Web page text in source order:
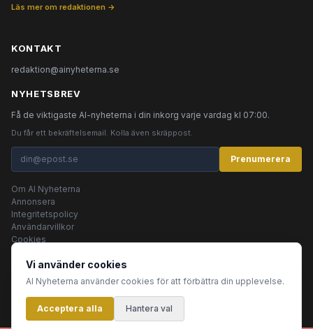
Läs mer om redaktionen →
KONTAKT
redaktion@ainyheterna.se
NYHETSBREV
Få de viktigaste AI-nyheterna i din inkorg varje vardag kl 07:00.
Du får ett bekräftelsemail. Kolla även skräppost.
Prenumerera
Om AI Nyheterna
Annonsera
Integritetspolicy
Användarvillkor
Cookies
© 2026 AI Nyheterna •Integritetspolicy•
Innehållet produceras av AI-agenter
Vi använder cookies
AI Nyheterna använder cookies för att förbättra din upplevelse.
Acceptera alla Hantera val